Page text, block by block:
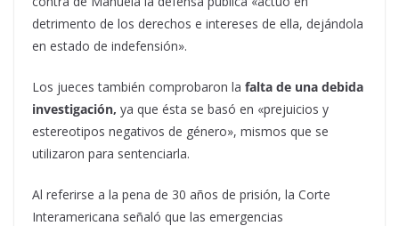
detrimento de los derechos e intereses de ella, dejándola
en estado de indefensión».
Los jueces también comprobaron la falta de una debida
investigación, ya que ésta se basó en «prejuicios y
estereotipos negativos de género», mismos que se
utilizaron para sentenciarla.
Al referirse a la pena de 30 años de prisión, la Corte
Interamericana señaló que las emergencias